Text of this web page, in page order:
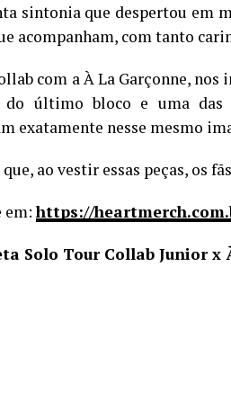
sintonia que despertou em
acompanham, com tanto
com a À La Garçonne,
do último bloco e uma das
exatamente nesse mesmo
que, ao vestir essas peças, os
em:https://
Solo Tour Collab Junior x